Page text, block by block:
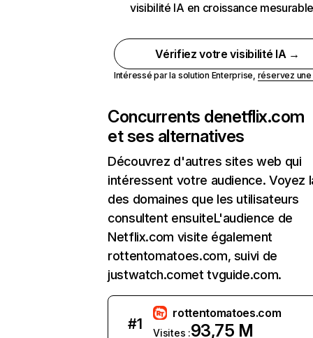
visibilité IA en croissance
Vérifiez votre visibilité IA →
Intéressé par la solution Enterprise, réservez
Concurrents denetflix.com
et ses alternatives
Découvrez d'autres sites web qui
intéressent votre audience. Voyez
des domaines que les utilisateurs
consultent ensuiteL'audience de
Netflix.com visite également
rottentomatoes.com, suivi de
justwatch.comet tvguide.com.
#1
rottentomatoes.com
Visites :93,75 M